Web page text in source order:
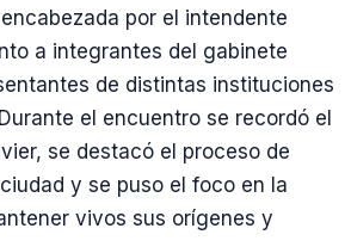
por el intendente
a integrantes del gabinete
de distintas instituciones
el encuentro se recordó el
se destacó el proceso de
y se puso el foco en la
vivos sus orígenes y